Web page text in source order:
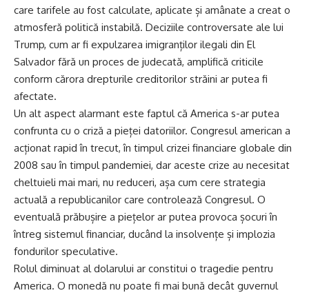
care tarifele au fost calculate, aplicate și amânate a creat o
atmosferă politică instabilă. Deciziile controversate ale lui
Trump, cum ar fi expulzarea imigranților ilegali din El
Salvador fără un proces de judecată, amplifică criticile
conform cărora drepturile creditorilor străini ar putea fi
afectate.
Un alt aspect alarmant este faptul că America s-ar putea
confrunta cu o criză a pieței datoriilor. Congresul american a
acționat rapid în trecut, în timpul crizei financiare globale din
2008 sau în timpul pandemiei, dar aceste crize au necesitat
cheltuieli mai mari, nu reduceri, așa cum cere strategia
actuală a republicanilor care controlează Congresul. O
eventuală prăbușire a piețelor ar putea provoca șocuri în
întreg sistemul financiar, ducând la insolvențe și implozia
fondurilor speculative.
Rolul diminuat al dolarului ar constitui o tragedie pentru
America. O monedă nu poate fi mai bună decât guvernul